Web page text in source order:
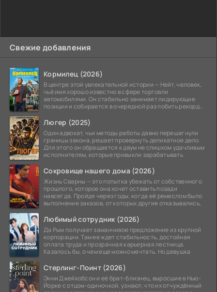
Свежие добавления
Кормилец (2026)
В центре этой увлекательной истории — Нейт, человек,
чьё имя хорошо известно в сфере торговли
автомобилями. Он стабильно занимает лидирующие
позиции и собирается в очередной раз побить рекорд
Люгер (2025)
Один адвокат, чьи методы работы давно перешагнули
границы закона, решает провернуть деликатное дело.
Для этого он обращается к двум не слишком удачливым
исполнителям, которые привыкли зарабатывать
Сокровище нашего дома (2026)
Жизнь Сварны — это попытка убежать от собственного
прошлого, которое она хочет оставить позади
навсегда. Пройдя через годы, когда её ремеслом было
выполнение заказов, от которых другие отказывались,
Любимый сотрудник (2026)
Да Рым получает заманчивое предложение из крупной
корпорации. Там ее ждет стабильность, достойная
оплата труда и прозрачная карьерная лестница.
Казалось бы, о чем еще можно мечтать. Но девушка
Стерлинг-Поинт (2026)
Энни Джейкобсон и её брат-близнец, выросшие в Нью-
Йорке с отцом-одиночкой, узнают, что их отчуждённый